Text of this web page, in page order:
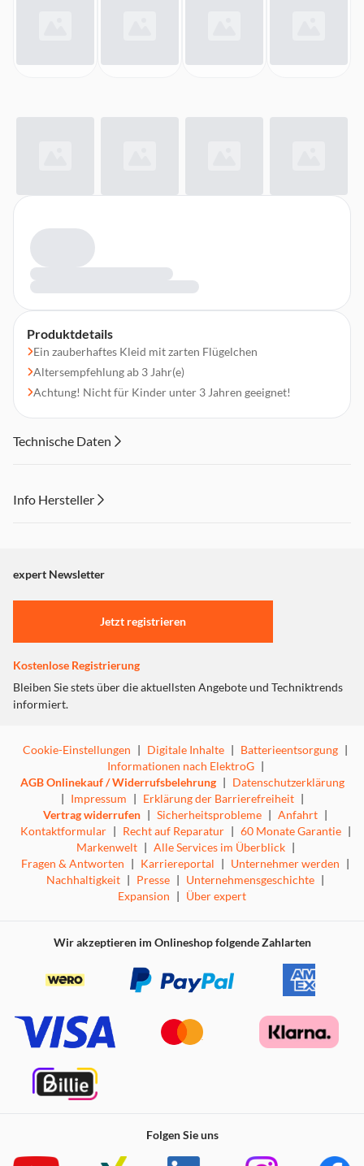
Produktdetails
Ein zauberhaftes Kleid mit zarten Flügelchen
Altersempfehlung ab 3 Jahr(e)
Achtung! Nicht für Kinder unter 3 Jahren geeignet!
Technische Daten
Info Hersteller
"Marketing".
Einstellungen anpassen
expert Newsletter
Jetzt registrieren
Kostenlose Registrierung
Bleiben Sie stets über die aktuellsten Angebote und Techniktrends
informiert.
Cookie-Einstellungen | Digitale Inhalte | Batterieentsorgung |
Informationen nach ElektroG |
AGB Onlinekauf / Widerrufsbelehrung | Datenschutzerklärung
| Impressum | Erklärung der Barrierefreiheit |
Vertrag widerrufen | Sicherheitsprobleme | Anfahrt |
Kontaktformular | Recht auf Reparatur | 60 Monate Garantie |
Markenwelt | Alle Services im Überblick |
Fragen & Antworten | Karriereportal | Unternehmer werden |
Nachhaltigkeit | Presse | Unternehmensgeschichte |
Expansion | Über expert
Wir akzeptieren im Onlineshop folgende Zahlarten
Folgen Sie uns